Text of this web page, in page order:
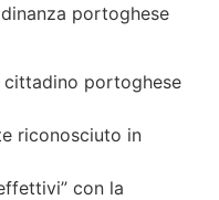
portoghese
portoghese
riconosciuto in
con la